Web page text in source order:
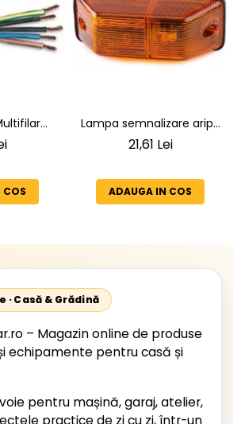
și
COS
Lampa semnalizare aripa
VW LT 2 05.1996-12.2005 ;
1996-2002; Unimog 1949-;
Neoplan Euroliner,
21,61 Lei
ADAUGA IN COS
· Casă & Grădină
– Magazin online de produse
echipamente pentru casă și
pentru mașină, garaj, atelier,